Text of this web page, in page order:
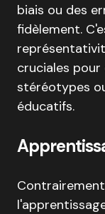
biais ou des
fidèlement.
cruciales
stéréotypes
éducatifs.